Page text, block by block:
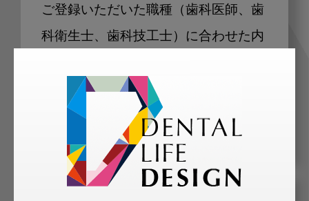
ご登録いただいた職種（歯科医師、歯
科衛生士、歯科技工士）に合わせた内